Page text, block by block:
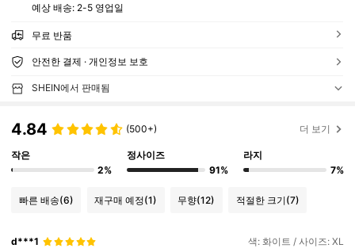
예상 배송: 2-5 영업일
무료 반품
안전한 결제 · 개인정보 보호
SHEIN에서 판매됨
4.84 (500+) 더 보기
작은
2%
정사이즈
91%
라지
7%
빠른 배송(6) 재구매 예정(1) 무향(12) 적절한 크기(7)
d***1 색: 화이트 / 사이즈: XL